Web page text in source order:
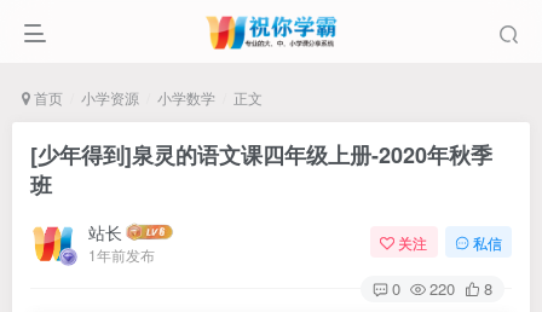
首页 小学资源 小学数学 正文
[少年得到]泉灵的语文课四年级上册-2020年秋季
班
站长
1年前发布
关注 私信
0 220 8